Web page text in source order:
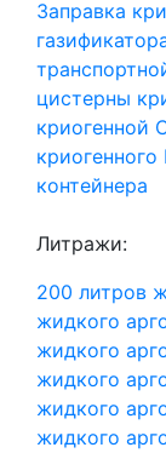
Заправка
цистерны
криогенной
криогенного
контейнера
Литражи:
200 литров
жидкого
жидкого
жидкого
жидкого
жидкого